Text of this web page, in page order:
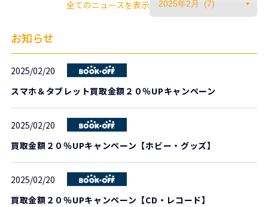
全てのニュースを表示
お知らせ
2025/02/20
スマホ＆タブレット買取金額２０％UPキャンペーン
2025/02/20
買取金額２０％UPキャンペーン【ホビー・グッズ】
2025/02/20
買取金額２０％UPキャンペーン【CD・レコード】